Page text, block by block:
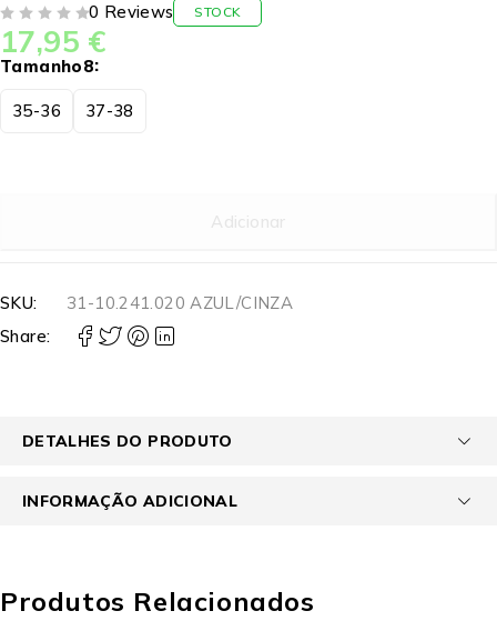
0 Reviews STOCK
17,95 €
Tamanho8
35-36 37-38
Adicionar
SKU:
31-10.241.020 AZUL/CINZA
Share:
DETALHES DO PRODUTO
INFORMAÇÃO ADICIONAL
Produtos Relacionados